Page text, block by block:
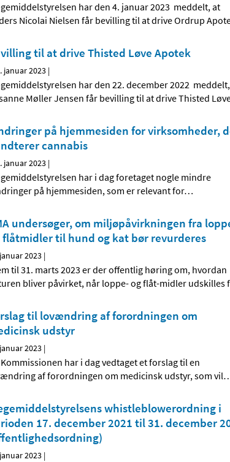
har den 4. januar 2023 meddelt, at
Nicolai Nielsen får bevilling til at drive Ordrup
til at drive Thisted Løve Apotek
januar 2023 |
har den 22. december 2022
Møller Jensen får bevilling til at drive Thisted
på hjemmesiden for virksomheder,
cannabis
januar 2023 |
har i dag foretaget nogle mindre
på hjemmesiden, som er relevant for…
undersøger, om miljøpåvirkningen fra
flåtmidler til hund og kat bør revurderes
2023 |
til 31. marts 2023 er der offentlig høring om, hvordan
bliver påvirket, når loppe- og flåt-midler udskilles
til lovændring af forordningen om
udstyr
2023 |
Kommissionen har i dag vedtaget et forslag til en
af forordningen om medicinsk udstyr, som vil
whistleblowerordning i
17. december 2021 til 31. december
2023 |